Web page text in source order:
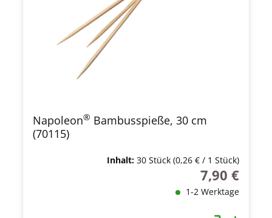
Napoleon® Bambusspieße, 30 cm
(70115)
Inhalt: 30 Stück (0,26 € / 1 Stück)
Regulärer
7,90 €
1-2 Werktage